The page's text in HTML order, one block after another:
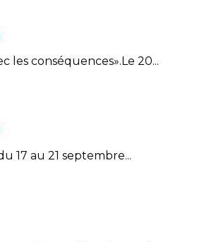
les conséquences».Le 20...
17 au 21 septembre...